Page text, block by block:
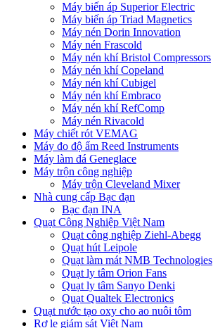
Máy biến áp Superior Electric
Máy biến áp Triad Magnetics
Máy nén Dorin Innovation
Máy nén Frascold
Máy nén khí Bristol Compressors
Máy nén khí Copeland
Máy nén khí Cubigel
Máy nén khí Embraco
Máy nén khí RefComp
Máy nén Rivacold
Máy chiết rót VEMAG
Máy đo độ ẩm Reed Instruments
Máy làm đá Geneglace
Máy trộn công nghiệp
Máy trộn Cleveland Mixer
Nhà cung cấp Bạc đạn
Bạc đạn INA
Quạt Công Nghiệp Việt Nam
Quạt công nghiệp Ziehl-Abegg
Quạt hút Leipole
Quạt làm mát NMB Technologies
Quạt ly tâm Orion Fans
Quạt ly tâm Sanyo Denki
Quạt Qualtek Electronics
Quạt nước tạo oxy cho ao nuôi tôm
Rơ le giám sát Việt Nam